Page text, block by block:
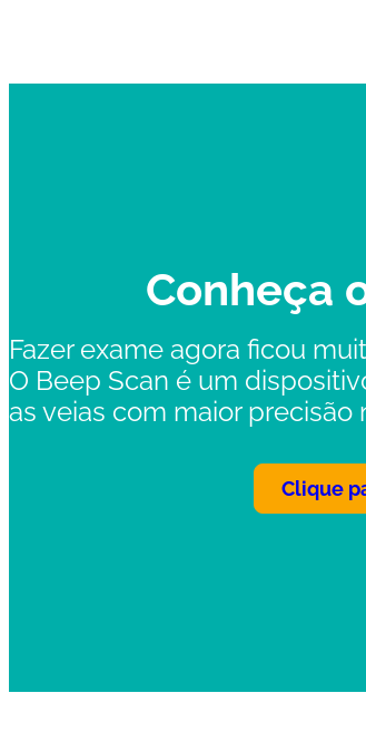
Conheça
Fazer exame agora ficou
O Beep Scan é um
as veias com maior precisão
Clique